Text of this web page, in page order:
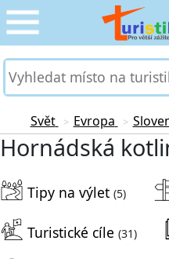
CESTOVÁNÍ
PRO TURISTY ›
MOJE TURISTIKA ›
Svět > Evropa >
Hornádská
Tipy na výlet (5)
Turistické cíle (31)